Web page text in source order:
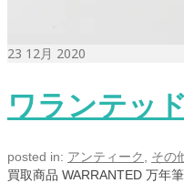
23 12月 2020
ワランテッ
posted in: アンティーク その
買取商品 WARRANTED 万年